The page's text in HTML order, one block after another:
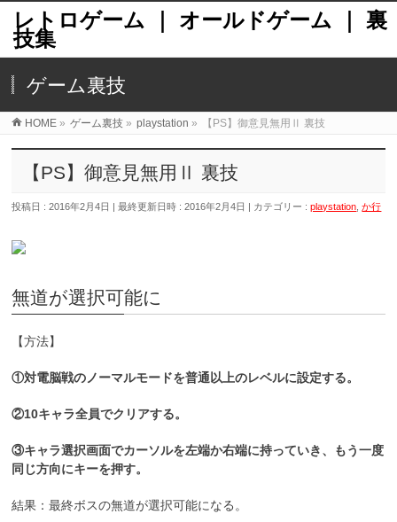
レトロゲーム ｜ オールドゲーム ｜ 裏
技集
ゲーム裏技
HOME » ゲーム裏技 » playstation » 【PS】御意見無用Ⅱ 裏技
【PS】御意見無用Ⅱ 裏技
投稿日 : 2016年2月4日 最終更新日時 : 2016年2月4日 カテゴリー :playstation ,か行
無道が選択可能に
【方法】
①対電脳戦のノーマルモードを普通以上のレベルに設定する。
②10キャラ全員でクリアする。
③キャラ選択画面でカーソルを左端か右端に持っていき、もう一度
同じ方向にキーを押す。
結果：最終ボスの無道が選択可能になる。